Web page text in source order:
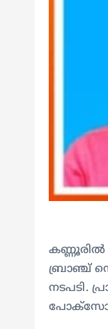
കണ്ണൂരിൽ
ബ്രാഞ്ച്
നടപടി.
പോക്സോ